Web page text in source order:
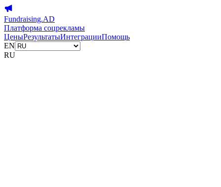
Fundraising.AD
Платформа соцрекламы
ЦеныРезультатыИнтеграцииПомощь
EN
RU